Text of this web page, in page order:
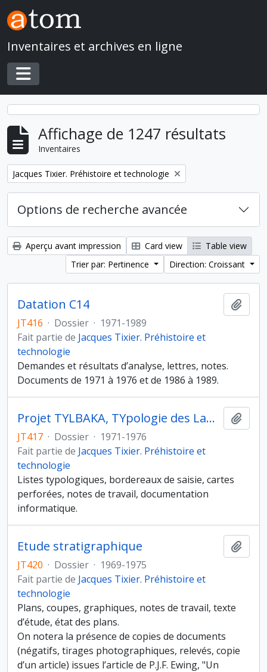
Skip to main content
Inventaires et archives en ligne
Toggle navigation
Affichage de 1247 résultats
Inventaires
Remove filter:
Jacques Tixier. Préhistoire et technologie
Options de recherche avancée
Aperçu avant impression Card view
Table view
Trier par: Pertinence
Direction: Croissant
Datation C14
JT416 · Dossier · 1971-1989
Fait partie de Jacques Tixier. Préhistoire et
technologie
Demandes et résultats d’analyse, lettres, notes.
Documents de 1971 à 1976 et de 1986 à 1989.
Projet TYLBAKA, TYpologie des Lamelles à Bords Abattus de Ksar Aqil
JT417 · Dossier · 1971-1976
Fait partie de Jacques Tixier. Préhistoire et
technologie
Listes typologiques, bordereaux de saisie, cartes
perforées, notes de travail, documentation
informatique.
Etude stratigraphique
JT420 · Dossier · 1969-1975
Fait partie de Jacques Tixier. Préhistoire et
technologie
Plans, coupes, graphiques, notes de travail, texte
d’étude, état des plans.
On notera la présence de copies de documents
(négatifs, tirages photographiques, relevés, copie
d’un article) issues l’article de P.J.F. Ewing, "Un